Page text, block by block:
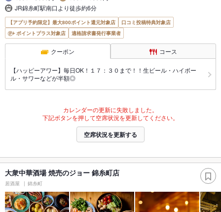
JR錦糸町駅南口より徒歩約6分
【アプリ予約限定】最大800ポイント還元対象店
口コミ投稿特典対象店
ポイントプラス対象店
適格請求書発行事業者
クーポン コース
【ハッピーアワー】毎日OK！１７：３０まで！！生ビール・ハイボー
ル・サワーなどが半額◎
カレンダーの更新に失敗しました。
下記ボタンを押して空席状況を更新してください。
空席状況を更新する
大衆中華酒場 焼売のジョー 錦糸町店
居酒屋 錦糸町